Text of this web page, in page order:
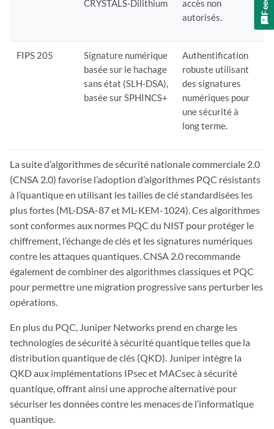
CRYSTALS-Dilithium
accès non
autorisés.
FIPS 205
Signature numérique
basée sur le hachage
sans état (SLH-DSA),
basée sur SPHINCS+
Authentification
robuste utilisant
des signatures
numériques pour
une sécurité à
long terme.
La suite d’algorithmes de sécurité nationale commerciale 2.0
(CNSA 2.0) favorise l’adoption d’algorithmes PQC résistants
à l’quantique en utilisant les tailles de clé standardisées les
plus fortes (ML-DSA-87 et ML-KEM-1024). Ces algorithmes
sont conformes aux normes PQC du NIST pour protéger le
chiffrement, l’échange de clés et les signatures numériques
contre les attaques quantiques. CNSA 2.0 recommande
également de combiner des algorithmes classiques et PQC
pour permettre une migration progressive sans perturber les
opérations.
En plus du PQC, Juniper Networks prend en charge les
technologies de sécurité à sécurité quantique telles que la
distribution quantique de clés (QKD). Juniper intègre la
QKD aux implémentations IPsec et MACsec à sécurité
quantique, offrant ainsi une approche alternative pour
sécuriser les données contre les menaces de l’informatique
quantique.